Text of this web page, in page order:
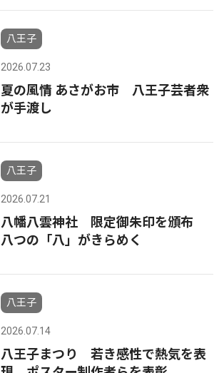
八王子
2026.07.23
夏の風情 あさがお市 八王子芸者衆
が手渡し
八王子
2026.07.21
八幡八雲神社 限定御朱印を頒布
八つの「八」がきらめく
八王子
2026.07.14
八王子まつり 若き感性で熱気を表